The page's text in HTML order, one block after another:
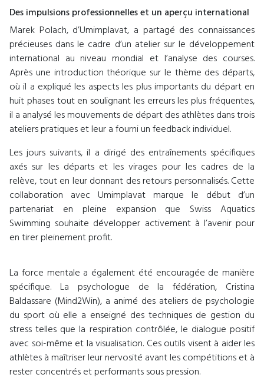
Des impulsions professionnelles et un aperçu international
Marek Polach, d’Umimplavat, a partagé des connaissances
précieuses dans le cadre d’un atelier sur le développement
international au niveau mondial et l’analyse des courses.
Après une introduction théorique sur le thème des départs,
où il a expliqué les aspects les plus importants du départ en
huit phases tout en soulignant les erreurs les plus fréquentes,
il a analysé les mouvements de départ des athlètes dans trois
ateliers pratiques et leur a fourni un feedback individuel.
Les jours suivants, il a dirigé des entraînements spécifiques
axés sur les départs et les virages pour les cadres de la
relève, tout en leur donnant des retours personnalisés. Cette
collaboration avec Umimplavat marque le début d’un
partenariat en pleine expansion que Swiss Aquatics
Swimming souhaite développer activement à l’avenir pour
en tirer pleinement profit.
La force mentale a également été encouragée de manière
spécifique. La psychologue de la fédération, Cristina
Baldassare (Mind2Win), a animé des ateliers de psychologie
du sport où elle a enseigné des techniques de gestion du
stress telles que la respiration contrôlée, le dialogue positif
avec soi-même et la visualisation. Ces outils visent à aider les
athlètes à maîtriser leur nervosité avant les compétitions et à
rester concentrés et performants sous pression.